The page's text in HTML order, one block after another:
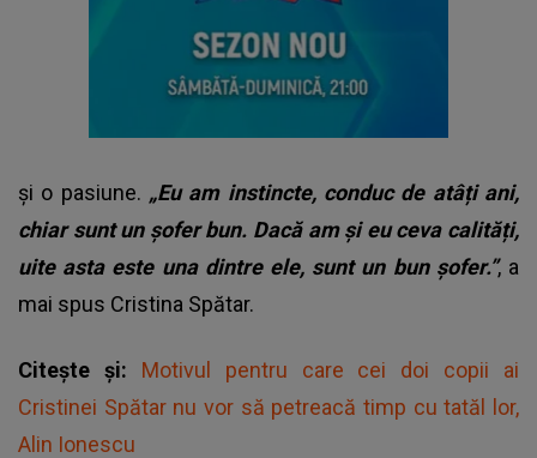
și o pasiune. „Eu am instincte, conduc de atâți ani,
chiar sunt un șofer bun. Dacă am și eu ceva calități,
uite asta este una dintre ele, sunt un bun șofer.”, a
mai spus Cristina Spătar.
Citește și: Motivul pentru care cei doi copii ai
Cristinei Spătar nu vor să petreacă timp cu tatăl lor,
Alin Ionescu